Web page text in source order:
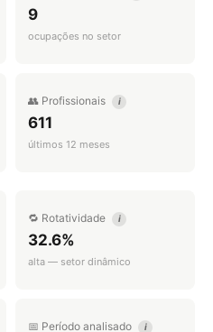
9
ocupações no setor
👥 Profissionais i
611
últimos 12 meses
🔁 Rotatividade i
32.6%
alta — setor dinâmico
📅 Período analisado i